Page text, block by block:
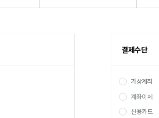
결제수단
가상계좌
계좌이체
신용카드